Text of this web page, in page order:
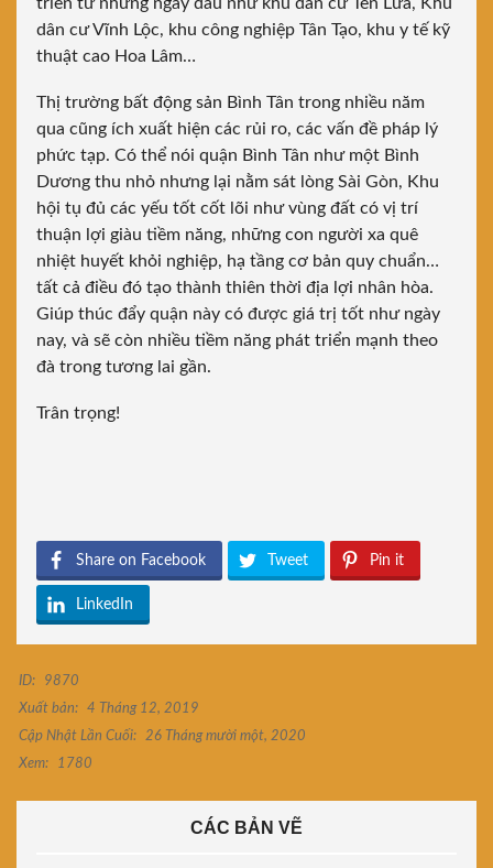
dân cư Vĩnh Lộc, khu công nghiệp Tân Tạo, khu y tế kỹ
thuật cao Hoa Lâm…
Thị trường bất động sản Bình Tân trong nhiều năm
qua cũng ích xuất hiện các rủi ro, các vấn đề pháp lý
phức tạp. Có thể nói quận Bình Tân như một Bình
Dương thu nhỏ nhưng lại nằm sát lòng Sài Gòn, Khu
hội tụ đủ các yếu tốt cốt lõi như vùng đất có vị trí
thuận lợi giàu tiềm năng, những con người xa quê
nhiệt huyết khỏi nghiệp, hạ tầng cơ bản quy chuẩn…
tất cả điều đó tạo thành thiên thời địa lợi nhân hòa.
Giúp thúc đẩy quận này có được giá trị tốt như ngày
nay, và sẽ còn nhiều tiềm năng phát triển mạnh theo
đà trong tương lai gần.
Trân trọng!
Share on Facebook Tweet Pin it
LinkedIn
ID:
9870
Xuất bản:
4 Tháng 12, 2019
Cập Nhật Lần Cuối:
26 Tháng mười một, 2020
Xem:
1780
CÁC BẢN VẼ